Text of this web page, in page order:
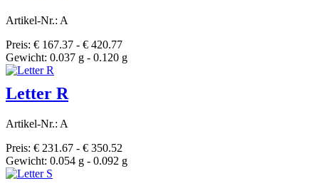
Artikel-Nr.: A
Preis: € 167.37 - € 420.77
Gewicht: 0.037 g - 0.120 g
Letter R
Artikel-Nr.: A
Preis: € 231.67 - € 350.52
Gewicht: 0.054 g - 0.092 g